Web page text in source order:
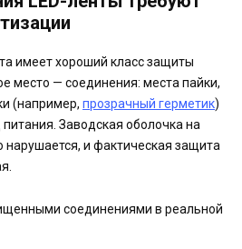
имеет хороший класс защиты
место — соединения: места пайки,
(например, прозрачный герметик)
Заводская оболочка на
нарушается, и фактическая защита
соединениями в реальной